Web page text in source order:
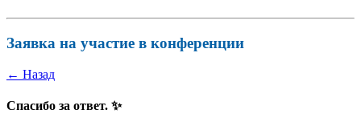
Заявка на участие в конференции
← Назад
Спасибо за ответ. ✨